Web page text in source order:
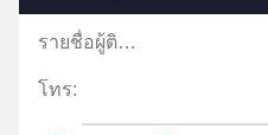
รายชื่อผู้ติดต่อ:
โทร: